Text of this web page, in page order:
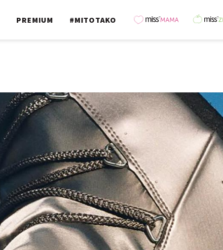
PREMIUM #MITOTAKO